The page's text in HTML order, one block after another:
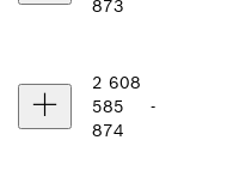
873
2 608
585
874
-